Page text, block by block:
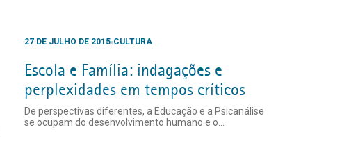
27 DE JULHO DE 2015 CULTURA
Escola e Família: indagações e
perplexidades em tempos críticos
De perspectivas diferentes, a Educação e a Psicanálise
se ocupam do desenvolvimento humano e o...